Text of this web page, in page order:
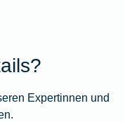
Expertinnen und